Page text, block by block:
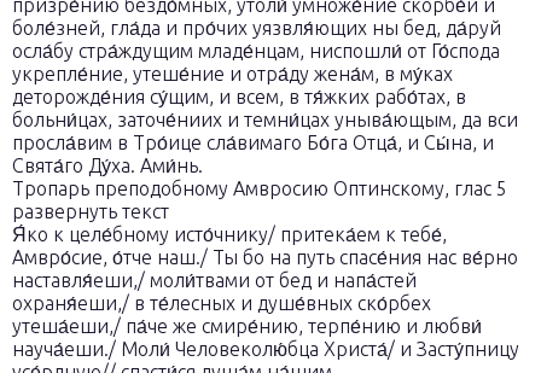
призре́нию бездо́мных, утоли́ умноже́ние скорбе́й и
боле́зней, гла́да и про́чих уязвля́ющих ны бед, да́руй
осла́бу стра́ждущим младе́нцам, ниспошли́ от Го́спода
укрепле́ние, утеше́ние и отра́ду жена́м, в му́ках
деторожде́ния су́щим, и всем, в тя́жких рабо́тах, в
больни́цах, заточе́ниих и темни́цах уныва́ющым, да вси
просла́вим в Тро́ице сла́вимаго Бо́га Отца́, и Сы́на, и
Свята́го Ду́ха. Ами́нь.
Тропарь преподобному Амвросию Оптинскому, глас 5
развернуть текст
Я́ко к целе́бному исто́чнику/ притека́ем к тебе́,
Амвро́сие, о́тче наш./ Ты бо на путь спасе́ния нас ве́рно
наставля́еши,/ моли́твами от бед и напа́стей
охраня́еши,/ в те́лесных и душе́вных ско́рбех
утеша́еши,/ па́че же смире́нию, терпе́нию и любви́
науча́еши./ Моли́ Человеколю́бца Христа́/ и Засту́пницу